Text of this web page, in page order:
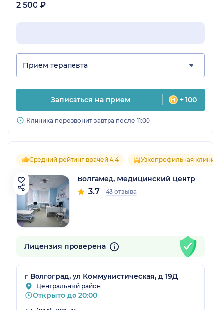
2 500 ₽
Прием терапевта
Записаться на прием + 100
Клиника перезвонит завтра после 11:00
Средний рейтинг врачей 4.4 Узкопрофильная клиника
Волгамед, Медицинский центр
3.7 43 отзыва
Лицензия проверена
г Волгоград, ул Коммунистическая, д 19Д
Центральный район
Открыто до 20:00